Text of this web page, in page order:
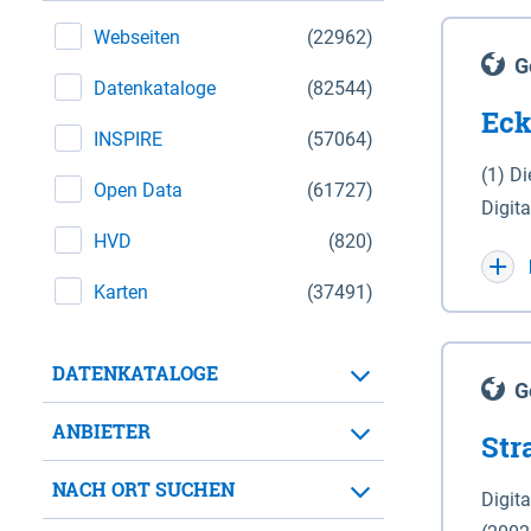
(22962)
Webseiten
(82544)
Datenkataloge
(57064)
INSPIRE
(61727)
Open Data
(820)
HVD
(37491)
Karten
DATENKATALOGE
ANBIETER
NACH ORT SUCHEN
(1)
WGS
für
der in